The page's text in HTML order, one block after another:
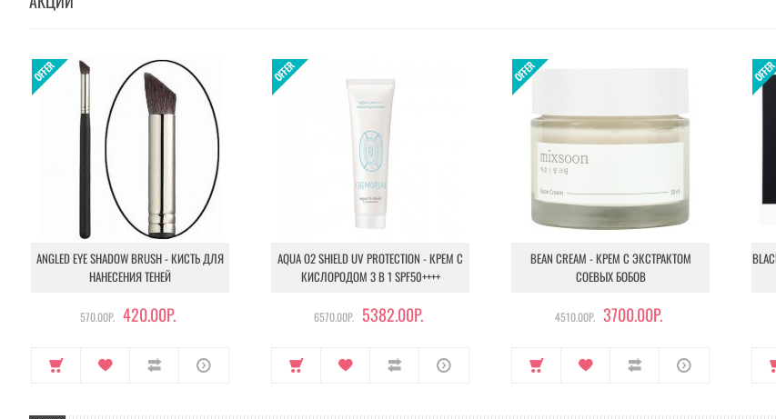
ANGLED EYE SHADOW BRUSH - КИСТЬ ДЛЯ
НАНЕСЕНИЯ ТЕНЕЙ
570.00Р. 420.00Р.
AQUA O2 SHIELD UV PROTECTION - КРЕМ С
КИСЛОРОДОМ 3 В 1 SPF50++++
6570.00Р. 5382.00Р.
BEAN CREAM - КРЕМ С ЭКСТРАКТОМ
СОЕВЫХ БОБОВ
4510.00Р. 3700.00Р.